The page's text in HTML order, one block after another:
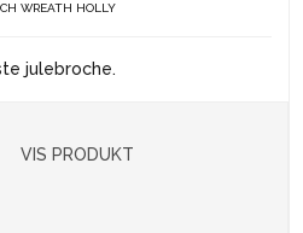
WREATH HOLLY
julebroche.
VIS PRODUKT